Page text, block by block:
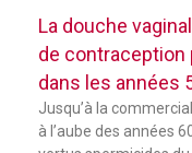
La douche
de contraception
dans les années
Jusqu’à la
à l’aube des années